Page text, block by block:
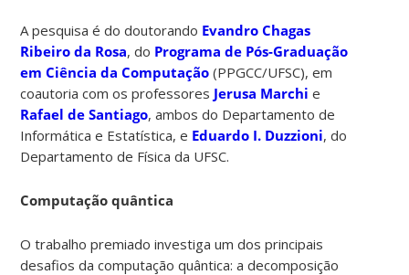
A pesquisa é do doutorando Evandro Chagas
Ribeiro da Rosa, do Programa de Pós-Graduação
em Ciência da Computação (PPGCC/UFSC), em
coautoria com os professores Jerusa Marchi e
Rafael de Santiago, ambos do Departamento de
Informática e Estatística, e Eduardo I. Duzzioni, do
Departamento de Física da UFSC.
Computação quântica
O trabalho premiado investiga um dos principais
desafios da computação quântica: a decomposição